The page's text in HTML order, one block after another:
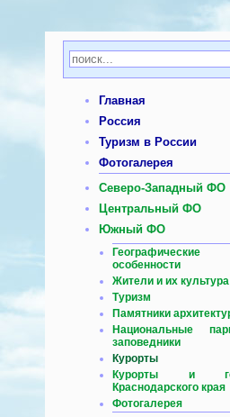
Главная
Россия
Туризм в России
Фотогалерея
Северо-Западный ФО
Центральный ФО
Южный ФО
Географические
особенности
Жители и их культура
Туризм
Памятники
Национальные
заповедники
Курорты
Курорты и
Краснодарского края
Фотогалерея